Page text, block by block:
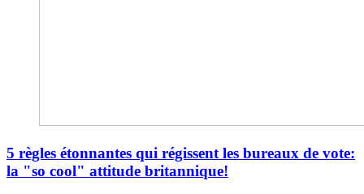
5 règles étonnantes qui régissent les bureaux de vote:
la "so cool" attitude britannique!